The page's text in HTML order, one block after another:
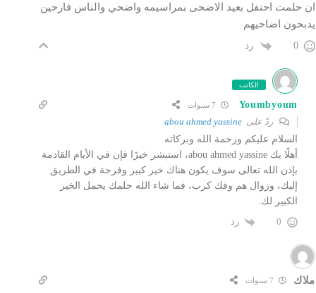
ان حلمت احتفل بعيد الاضحى بمراسيمه واضحي والناس فارحين
يدبحون اضاحيهم
0 رد
الكاتب
Youmbyoum
ردّ على abou ahmed yassine
السلام عليكم ورحمة الله وبركاته
أهلًا بك abou ahmed yassine، استبشر خيرًا فإن في الأيام القادمة
بإذن الله تعالى سوف يكون هناك خير كبير وفرحة في الطريق
إليك، وزوال هم وفك كرب، فما شاء الله حلمك يحمل الخير
الكبير لك.
0
رد
ملاك